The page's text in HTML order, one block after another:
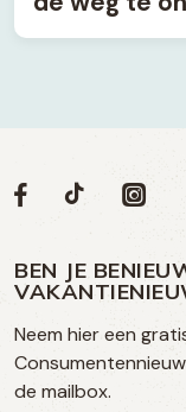
Volg
op
social
media
Social
Volg
op
Facebook
Volg
op
TikTok
Volg
op
BEN JE
Neem hier een
de mailbox.